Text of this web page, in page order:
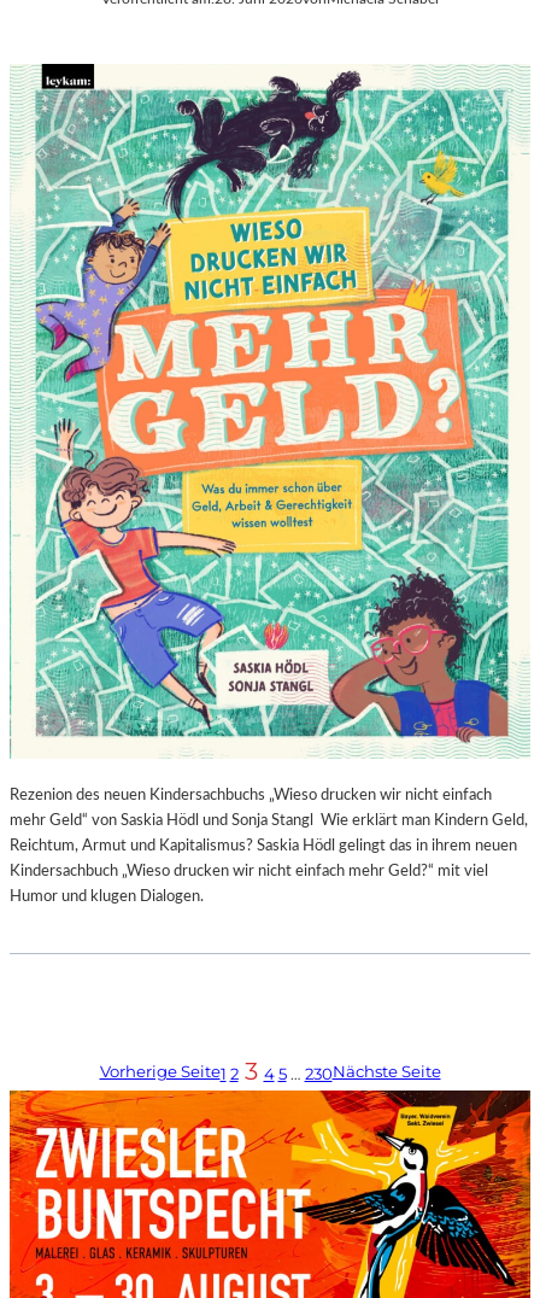
Rezenion des neuen Kindersachbuchs „Wieso drucken wir nicht einfach
mehr Geld“ von Saskia Hödl und Sonja Stangl Wie erklärt man Kindern Geld,
Reichtum, Armut und Kapitalismus? Saskia Hödl gelingt das in ihrem neuen
Kindersachbuch „Wieso drucken wir nicht einfach mehr Geld?“ mit viel
Humor und klugen Dialogen.
Vorherige Seite1 2 3 4 5 … 230Nächste Seite